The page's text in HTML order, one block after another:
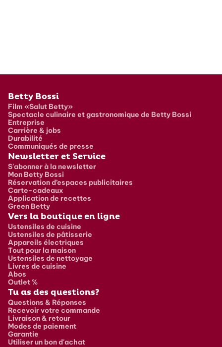
Pied de page
Betty Bossi
Film «Salut Betty»
Spectacle culinaire et gastronomique de Betty Bossi
Entreprise
Carrière & jobs
Durabilité
Communiqués de presse
Newsletter et Service
S'abonner à la newsletter
Mon Betty Bossi
Réservation d’espaces publicitaires
Carte-cadeaux
Application de recettes
Green Betty
Vers la boutique en ligne
Ustensiles de cuisine
Ustensiles de pâtisserie
Appareils électriques
Tout pour la maison
Ustensiles de nettoyage
Livres de cuisine
Abos
Outlet %
Tu as des questions?
Questions & Réponses
Recevoir votre commande
Livraison & retour
Modes de paiement
Garantie
Utiliser un bon d'achat